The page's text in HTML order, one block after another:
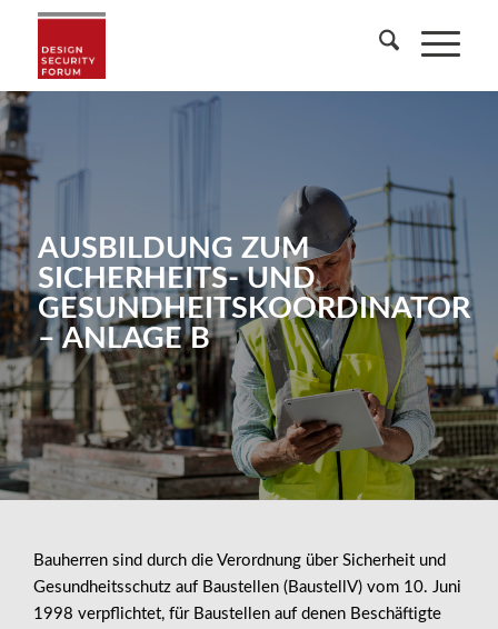
AUSBILDUNG ZUM
SICHERHEITS- UND
GESUNDHEITSKOORDINATOR
– ANLAGE B
Bauherren sind durch die Verordnung über Sicherheit und
Gesundheitsschutz auf Baustellen (BaustellV) vom 10. Juni
1998 verpflichtet, für Baustellen auf denen Beschäftigte